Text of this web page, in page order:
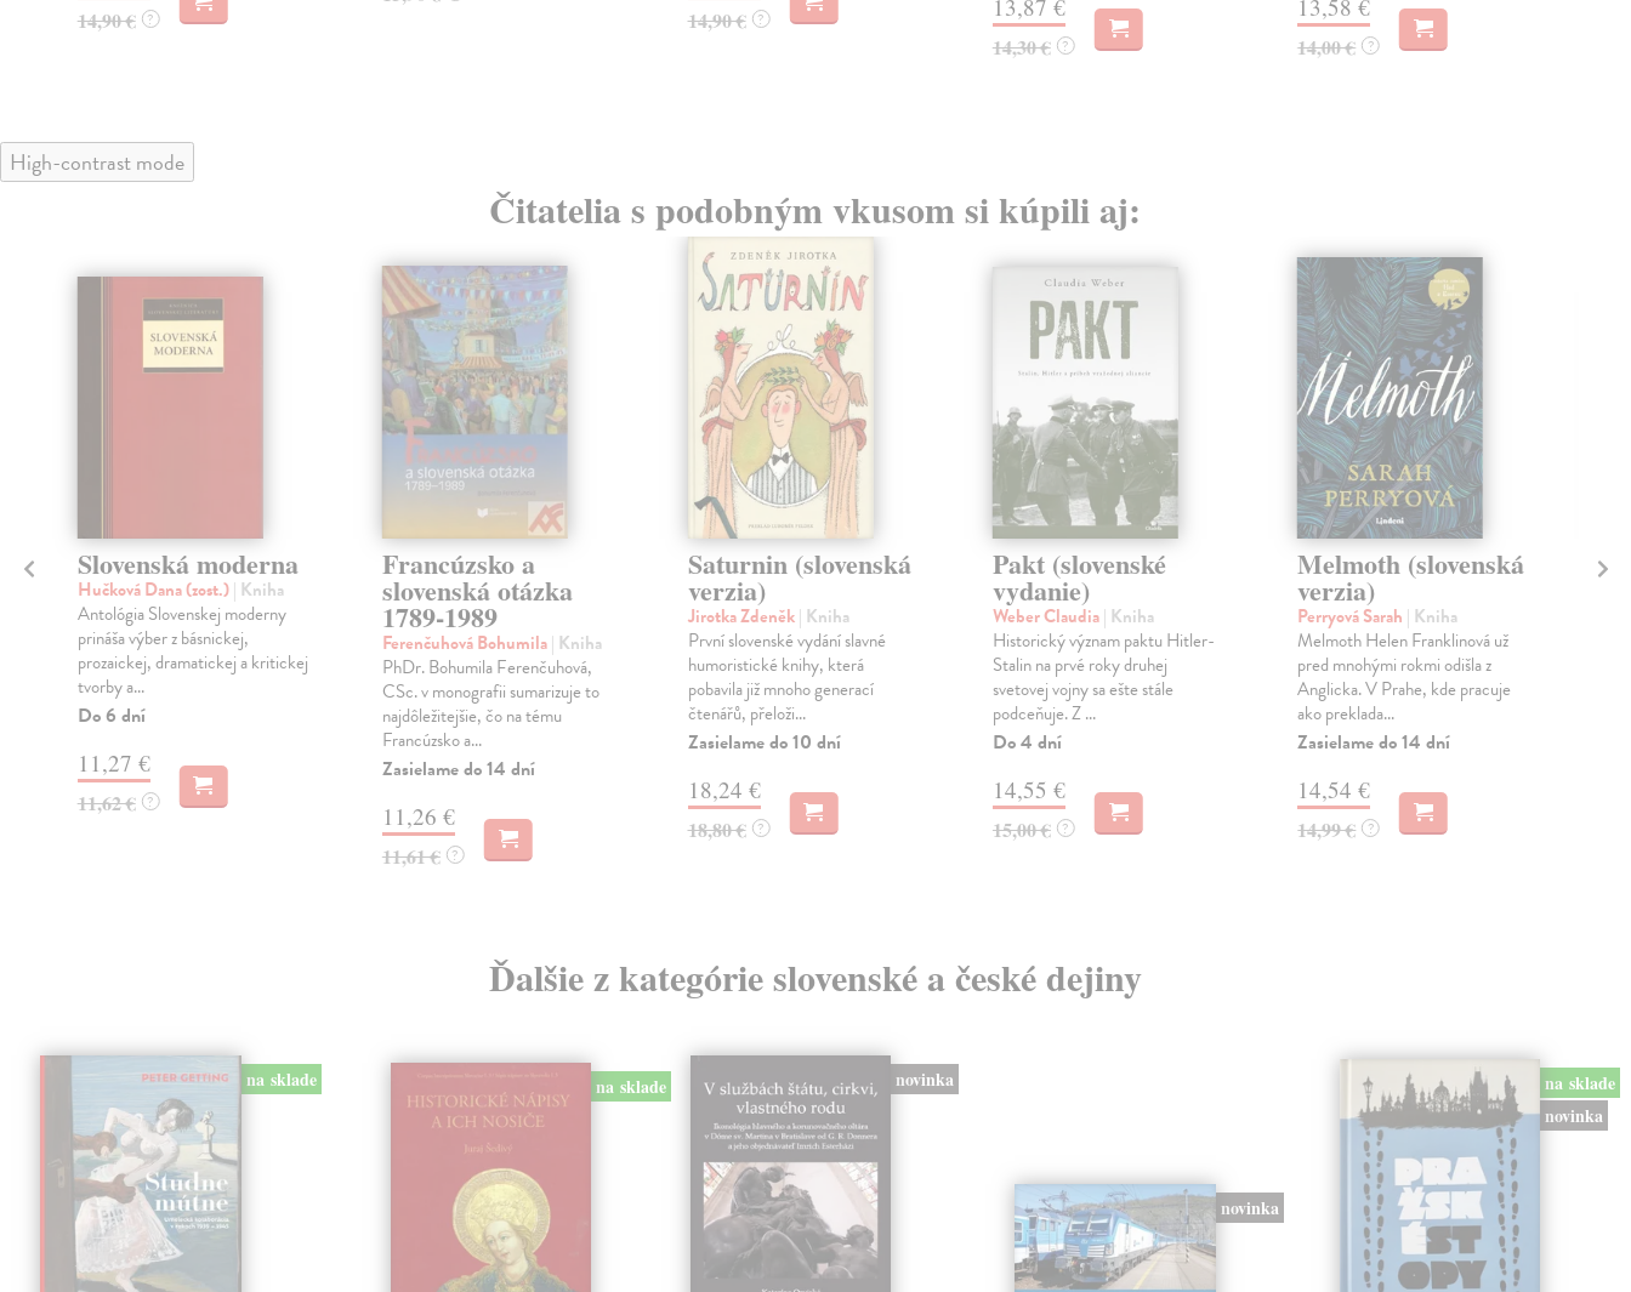
14,90 € ? 14,90 € ? 13,87 €
14,30 € ?
13,58 €
14,00 € ?
High-contrast mode
Čitatelia s podobným vkusom si kúpili aj:
Slovenská moderna
Hučková Dana (zost.)| Kniha
Antológia Slovenskej moderny
prináša výber z básnickej,
prozaickej, dramatickej a kritickej
tvorby a...
Do 6 dní
11,27 €
11,62 € ?
Francúzsko a
slovenská otázka
1789-1989
Ferenčuhová Bohumila| Kniha
PhDr. Bohumila Ferenčuhová,
CSc. v monografii sumarizuje to
najdôležitejšie, čo na tému
Francúzsko a...
Zasielame do 14 dní
11,26 €
11,61 € ?
Saturnin (slovenská
verzia)
Jirotka Zdeněk| Kniha
První slovenské vydání slavné
humoristické knihy, která
pobavila již mnoho generací
čtenářů, přeloži...
Zasielame do 10 dní
18,24 €
18,80 € ?
Pakt (slovenské
vydanie)
Weber Claudia| Kniha
Historický význam paktu Hitler-
Stalin na prvé roky druhej
svetovej vojny sa ešte stále
podceňuje. Z ...
Do 4 dní
14,55 €
15,00 € ?
Melmoth (slovenská
verzia)
Perryová Sarah | Kniha
Melmoth Helen Franklinová už
pred mnohými rokmi odišla z
Anglicka. V Prahe, kde pracuje
ako preklada...
Zasielame do 14 dní
14,54 €
14,99 € ?
Ďalšie z kategórie slovenské a české dejiny
na sklade na sklade novinka
novinka
na sklade
novinka